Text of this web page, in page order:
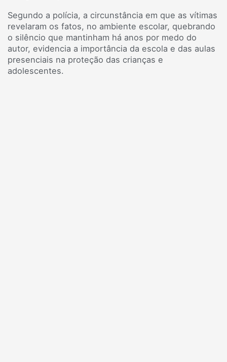
Segundo a polícia, a circunstância em que as vítimas
revelaram os fatos, no ambiente escolar, quebrando
o silêncio que mantinham há anos por medo do
autor, evidencia a importância da escola e das aulas
presenciais na proteção das crianças e
adolescentes.